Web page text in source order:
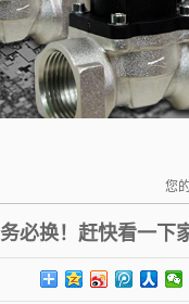
疑问解答
您
必换！赶快看一下